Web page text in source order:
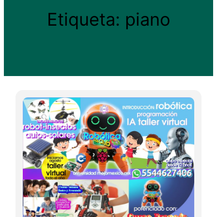
Etiqueta: piano